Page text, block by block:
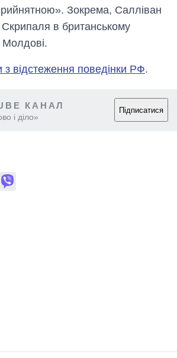
Зокрема, Салліван
Скрипаля в британському
Молдові.
відстеження поведінки РФ.
КАНАЛ
і діло»
Підписатися
магістратуру та
аспірантуру